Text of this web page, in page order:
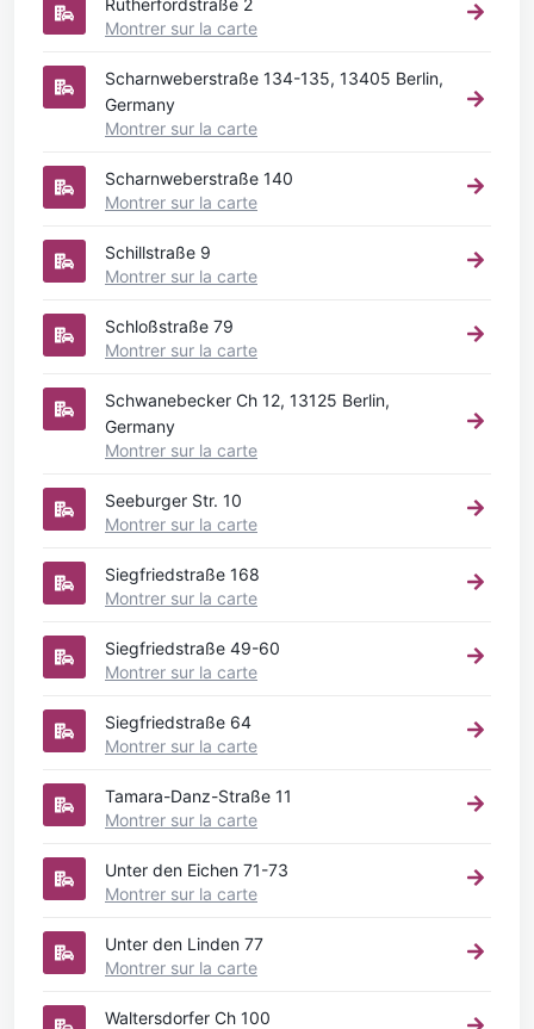
Montrer sur la carte
Scharnweberstraße 134-135, 13405 Berlin,
Germany
Montrer sur la carte
Scharnweberstraße 140
Montrer sur la carte
Schillstraße 9
Montrer sur la carte
Schloßstraße 79
Montrer sur la carte
Schwanebecker Ch 12, 13125 Berlin,
Germany
Montrer sur la carte
Seeburger Str. 10
Montrer sur la carte
Siegfriedstraße 168
Montrer sur la carte
Siegfriedstraße 49-60
Montrer sur la carte
Siegfriedstraße 64
Montrer sur la carte
Tamara-Danz-Straße 11
Montrer sur la carte
Unter den Eichen 71-73
Montrer sur la carte
Unter den Linden 77
Montrer sur la carte
Waltersdorfer Ch 100